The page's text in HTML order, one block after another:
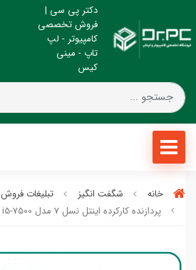
دکتر پی سی |
فروش تخصصی
کامپیوتر - لپ
تاپ - مینی
کیس
خانه شگفت انگیز تبلیغات فروش
پردازنده کارکرده اینتل نسل 7 مدل intel Core i5-7500